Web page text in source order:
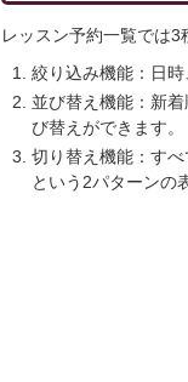
レッスン予約一覧では3
絞り込み機能：日時
並び替え機能：新
び替えができます。
切り替え機能：す
という2パターンの